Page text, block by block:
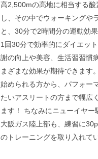
高2,500mの高地に相当する酸
し、その中でウォーキングや
と、30分で2時間分の運動効
1回30分で効率的にダイエッ
謝の向上や美容、生活習習慣
まざまな効果が期待できます
始められる方から、パフォー
たいアスリートの方まで幅広
ます！ ちなみにニューイヤー
大阪ガス陸上部も、練習に
のトレーニングを取り入れて